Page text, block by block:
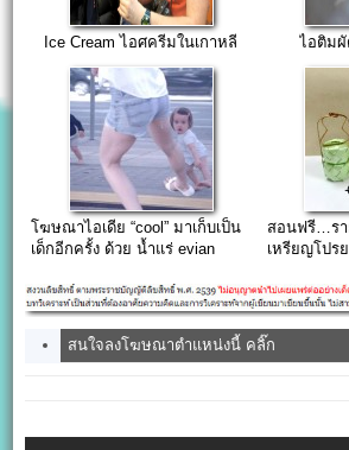
Ice Cream ไอศครีมในเกาหลี ไอติม
โฆษณาไอเดีย “cool” มาเก็บเป็น
เด็กอีกครั้ง ด้วย น้ำแร่ evian
สอนฟรี…รา
เหรียญโปร
สนใจลงโฆษณาตำแหน่งนี้ คลิ๊ก